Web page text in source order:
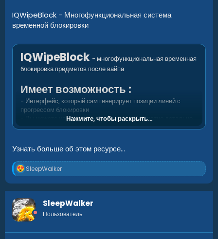
IQWipeBlock - Многофункциональная система
временной блокировки
IQWipeBlock - многофункциональная временная
блокировка предметов после вайпа
Имеет возможность :
- Интерфейс, который сам генерирует позиции линий с
прогрессом блокировки
- Вы можете настраивать блокировку абсолютно детально
- Вариации блокировок дополнительных предметов для
включить разблокировку дополнительных предметов во
время разблокировки основного или после его
разблокировки
- Поддержка...
Нажмите, чтобы раскрыть...
Узнать больше об этом ресурсе...
Р
е
а
к
ц
и
и
:
SleepWalker
SleepWalker
Пользователь